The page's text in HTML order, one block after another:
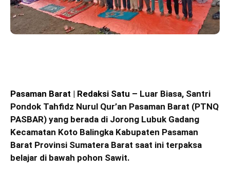
Pasaman Barat | Redaksi Satu – Luar Biasa, Santri
Pondok Tahfidz Nurul Qur’an Pasaman Barat (PTNQ
PASBAR) yang berada di Jorong Lubuk Gadang
Kecamatan Koto Balingka Kabupaten Pasaman
Barat Provinsi Sumatera Barat saat ini terpaksa
belajar di bawah pohon Sawit.